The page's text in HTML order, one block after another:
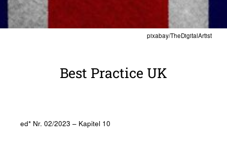
pixabay/TheDigitalArtist
Best Prac­tice UK
ed* Nr. 02/2023 – Kapitel 10